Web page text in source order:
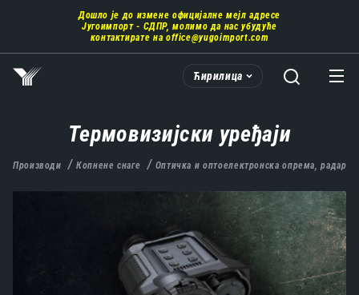
главни
део
садржаја
Дошло је до измене официјалне мејл адресе
Југоимпорт - СДПР, молимо да нас убудуће
контактирате на office@yugoimport.com
Ћирилица
Термовизијски уређаји
Производи Копнене снаге Оптичка и оптоелектронска опрема,